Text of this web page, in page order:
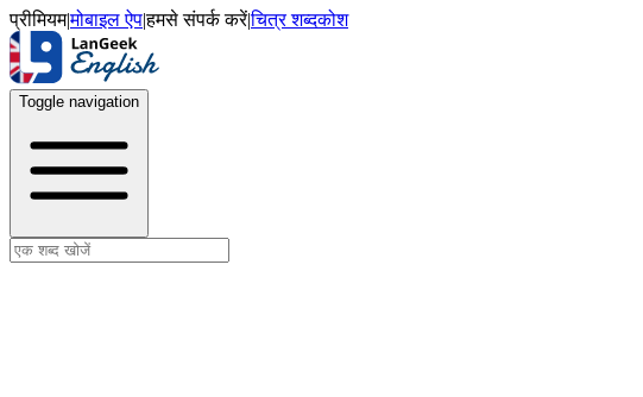
प्रीमियम|मोबाइल ऐप|हमसे संपर्क करें|चित्र शब्दकोश
Toggle navigation